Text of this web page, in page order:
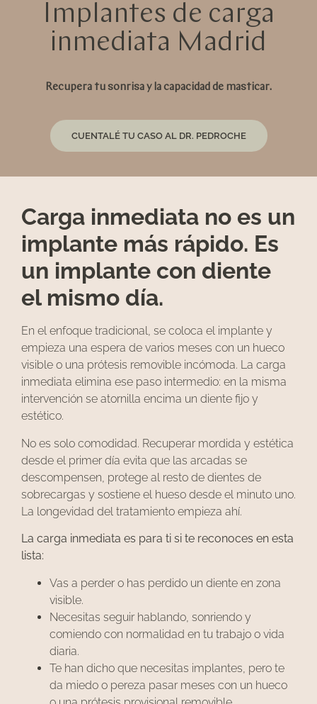
Implantes de carga
inmediata Madrid
Recupera tu sonrisa y la capacidad de masticar.
CUENTALÉ TU CASO AL DR. PEDROCHE
Carga inmediata no es un
implante más rápido. Es
un implante con diente
el mismo día.
En el enfoque tradicional, se coloca el implante y
empieza una espera de varios meses con un hueco
visible o una prótesis removible incómoda. La carga
inmediata elimina ese paso intermedio: en la misma
intervención se atornilla encima un diente fijo y
estético.
No es solo comodidad. Recuperar mordida y estética
desde el primer día evita que las arcadas se
descompensen, protege al resto de dientes de
sobrecargas y sostiene el hueso desde el minuto uno.
La longevidad del tratamiento empieza ahí.
La carga inmediata es para ti si te reconoces en esta
lista:
Vas a perder o has perdido un diente en zona
visible.
Necesitas seguir hablando, sonriendo y
comiendo con normalidad en tu trabajo o vida
diaria.
Te han dicho que necesitas implantes, pero te
da miedo o pereza pasar meses con un hueco